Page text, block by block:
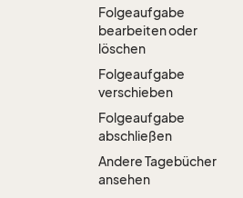
Folgeaufgabe
bearbeiten oder
löschen
Folgeaufgabe
verschieben
Folgeaufgabe
abschließen
Andere Tagebücher
ansehen